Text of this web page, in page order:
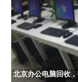
北京办公电脑回收